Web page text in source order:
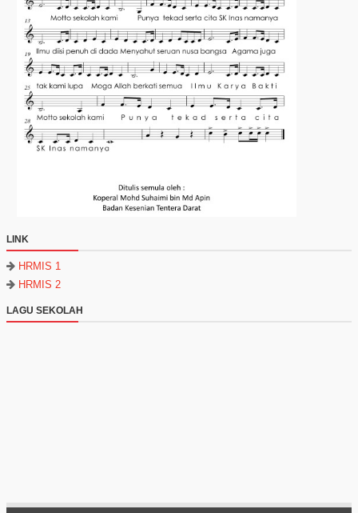
LINK
HRMIS 1
HRMIS 2
LAGU SEKOLAH